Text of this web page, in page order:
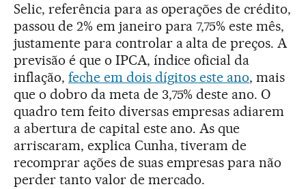
Selic, referência para as operações de crédito,
passou de 2% em janeiro para 7,75% este mês,
justamente para controlar a alta de preços. A
previsão é que o IPCA, índice oficial da
inflação, feche em dois dígitos este ano, mais
que o dobro da meta de 3,75% deste ano. O
quadro tem feito diversas empresas adiarem
a abertura de capital este ano. As que
arriscaram, explica Cunha, tiveram de
recomprar ações de suas empresas para não
perder tanto valor de mercado.